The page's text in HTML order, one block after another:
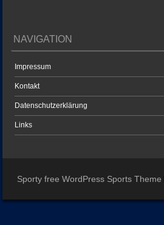
NAVIGATION
Impressum
Kontakt
Datenschutzerklärung
Links
Sporty free WordPress Sports Theme